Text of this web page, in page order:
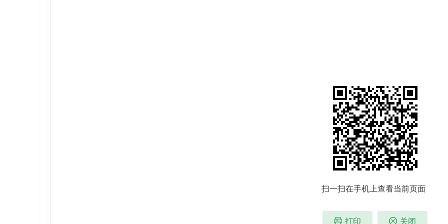
扫一扫在手机上查看当前页面
打印 关闭